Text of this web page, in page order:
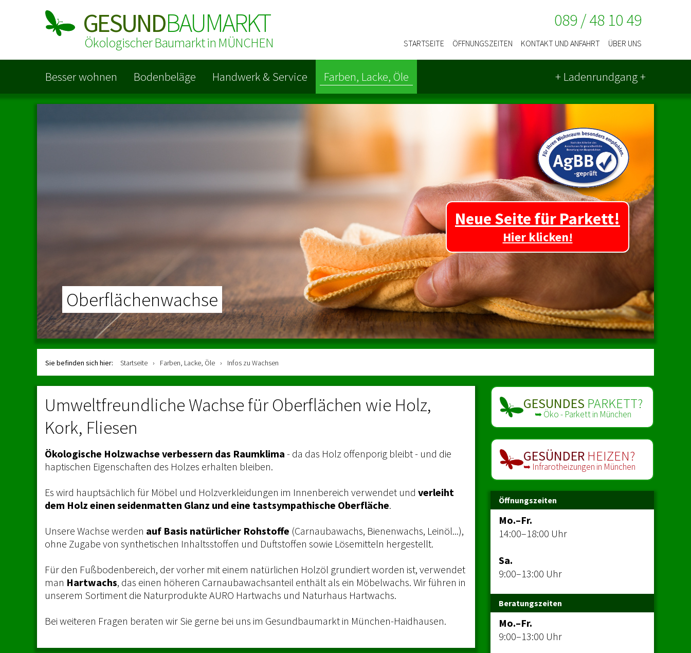
GESUNDBAUMARKT
Ökologischer Baumarkt in MÜNCHEN
089 / 48 10 49
STARTSEITE ÖFFNUNGSZEITEN KONTAKT UND ANFAHRT ÜBER UNS
Besser wohnen Bodenbeläge Handwerk & Service Farben, Lacke, Öle + Laden­rundgang +
Neue Seite für Parkett!
Hier klicken!
Oberflächenwachse
Sie befinden sich hier: Startseite › Farben, Lacke, Öle › Infos zu Wachsen
Umweltfreundliche Wachse für Oberflächen wie Holz,
Kork, Fliesen
Ökologische Holzwachse verbessern das Raumklima - da das Holz offenporig bleibt - und die
haptischen Eigenschaften des Holzes erhalten bleiben.
Es wird hauptsächlich für Möbel und Holzverkleidungen im Innenbereich verwendet und verleiht
dem Holz einen seidenmatten Glanz und eine tastsympathische Oberfläche.
Unsere Wachse werden auf Basis natürlicher Rohstoffe (Carnaubawachs, Bienenwachs, Leinöl...),
ohne Zugabe von synthetischen Inhaltsstoffen und Duftstoffen sowie Lösemitteln hergestellt.
Für den Fußbodenbereich, der vorher mit einem natürlichen Holzöl grundiert worden ist, verwendet
man Hartwachs, das einen höheren Carnaubawachsanteil enthält als ein Möbelwachs. Wir führen in
unserem Sortiment die Naturprodukte AURO Hartwachs und Naturhaus Hartwachs.
Bei weiteren Fragen beraten wir Sie gerne bei uns im Gesundbaumarkt in München-Haidhausen.
GESUNDES PARKETT?
➥ Öko - Parkett in München
GESÜNDER HEIZEN?
➥ Infrarot­heizungen in München
Öffnungszeiten
Mo.–Fr.
14:00–18:00 Uhr
Sa.
9:00–13:00 Uhr
Beratungszeiten
Mo.–Fr.
9:00–13:00 Uhr